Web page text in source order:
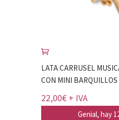
LATA CARRUSEL
CON MINI
22,00€ + IVA
Genial, hay